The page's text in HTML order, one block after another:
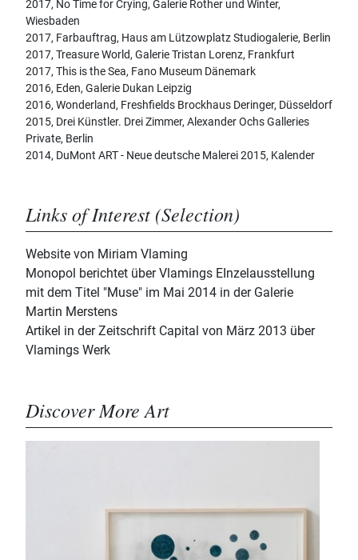
2017, No Time for Crying, Galerie Rother und Winter,
Wiesbaden
2017, Farbauftrag, Haus am Lützowplatz Studiogalerie, Berlin
2017, Treasure World, Galerie Tristan Lorenz, Frankfurt
2017, This is the Sea, Fano Museum Dänemark
2016, Eden, Galerie Dukan Leipzig
2016, Wonderland, Freshfields Brockhaus Deringer, Düsseldorf
2015, Drei Künstler. Drei Zimmer, Alexander Ochs Galleries
Private, Berlin
2014, DuMont ART - Neue deutsche Malerei 2015, Kalender
Links of Interest (Selection)
Website von Miriam Vlaming
Monopol berichtet über Vlamings EInzelausstellung
mit dem Titel "Muse" im Mai 2014 in der Galerie
Martin Merstens
Artikel in der Zeitschrift Capital von März 2013 über
Vlamings Werk
Discover More Art